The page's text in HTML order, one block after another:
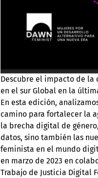
Descubre el impacto de la
en el sur Global en la
En esta edición,
camino para fortalecer la
la brecha digital de
datos, sino también las
feminista en el mundo
en marzo de 2023 en
Trabajo de Justicia Digital